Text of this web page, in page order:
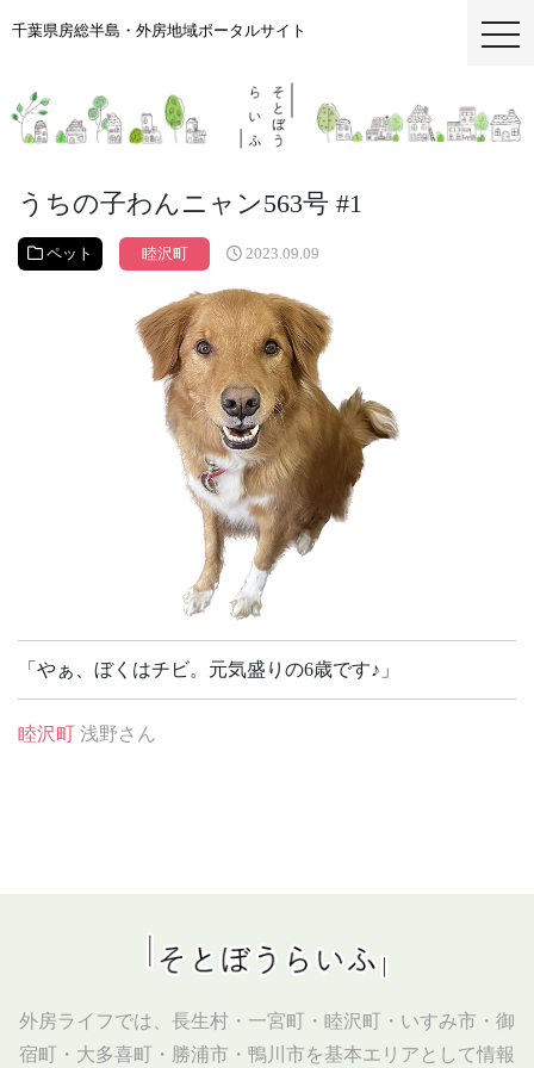
千葉県房総半島・外房地域ポータルサイト
うちの子わんニャン563号 #1
ペット 睦沢町 2023.09.09
「やぁ、ぼくはチビ。元気盛りの6歳です♪」
睦沢町 浅野さん
外房ライフでは、長生村・一宮町・睦沢町・いすみ市・御
宿町・大多喜町・勝浦市・鴨川市を基本エリアとして情報